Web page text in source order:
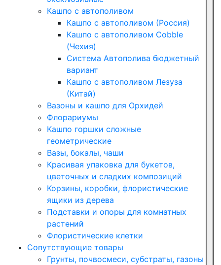
Кашпо с автополивом
Кашпо с автополивом (Россия)
Кашпо с автополивом Cobble
(Чехия)
Система Автополива бюджетный
вариант
Кашпо с автополивом Лезуза
(Китай)
Вазоны и кашпо для Орхидей
Флорариумы
Кашпо горшки сложные
геометрические
Вазы, бокалы, чаши
Красивая упаковка для букетов,
цветочных и сладких композиций
Корзины, коробки, флористические
ящики из дерева
Подставки и опоры для комнатных
растений
Флористические клетки
Сопутствующие товары
Грунты, почвосмеси, субстраты, газоны